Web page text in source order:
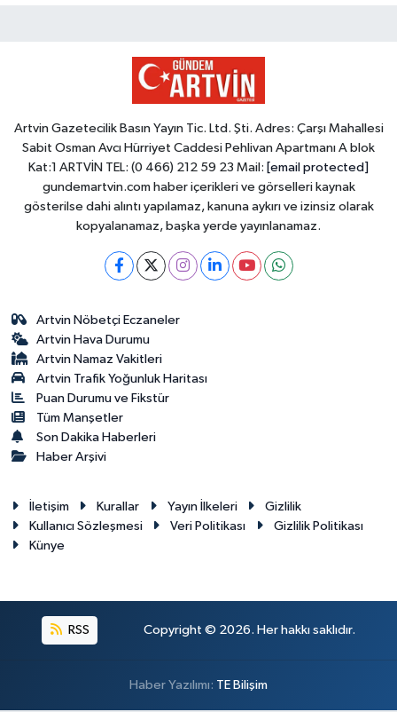
Artvin Gazetecilik Basın Yayın Tic. Ltd. Şti. Adres: Çarşı Mahallesi
Sabit Osman Avcı Hürriyet Caddesi Pehlivan Apartmanı A blok
Kat:1 ARTVİN TEL: (0 466) 212 59 23 Mail: [email protected]
gundemartvin.com haber içerikleri ve görselleri kaynak
gösterilse dahi alıntı yapılamaz, kanuna aykırı ve izinsiz olarak
kopyalanamaz, başka yerde yayınlanamaz.
Artvin Nöbetçi Eczaneler
Artvin Hava Durumu
Artvin Namaz Vakitleri
Artvin Trafik Yoğunluk Haritası
Puan Durumu ve Fikstür
Tüm Manşetler
Son Dakika Haberleri
Haber Arşivi
İletişim Kurallar Yayın İlkeleri
Gizlilik
Kullanıcı Sözleşmesi
Veri Politikası
Gizlilik Politikası
Künye
RSS Copyright © 2026. Her hakkı saklıdır.
Haber Yazılımı: TE Bilişim